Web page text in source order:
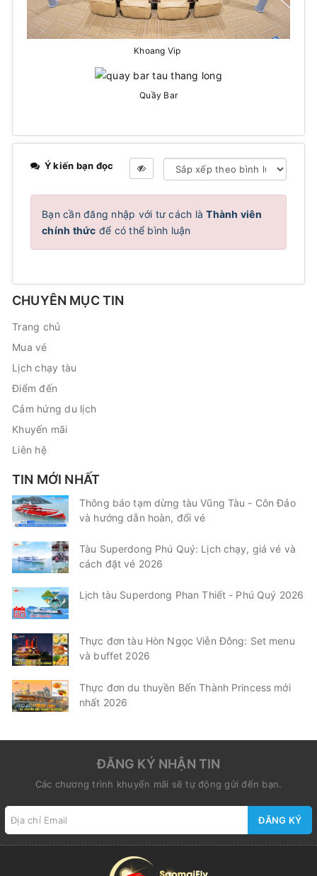
Khoang Vip
Quầy Bar
Ý kiến bạn đọc
Bạn cần đăng nhập với tư cách làThành viên
chính thức để có thể bình luận
CHUYÊN MỤC TIN
Trang chủ
Mua vé
Lịch chạy tàu
Điểm đến
Cảm hứng du lịch
Khuyến mãi
Liên hệ
TIN MỚI NHẤT
Thông báo tạm dừng tàu Vũng Tàu - Côn Đảo
và hướng dẫn hoàn, đổi vé
Tàu Superdong Phú Quý: Lịch chạy, giá vé và
cách đặt vé 2026
Lịch tàu Superdong Phan Thiết - Phú Quý 2026
Thực đơn tàu Hòn Ngọc Viễn Đông: Set menu
và buffet 2026
Thực đơn du thuyền Bến Thành Princess mới
nhất 2026
ĐĂNG KÝ NHẬN TIN
Các chương trình khuyến mãi sẽ tự động gửi đến bạn.
ĐĂNG KÝ